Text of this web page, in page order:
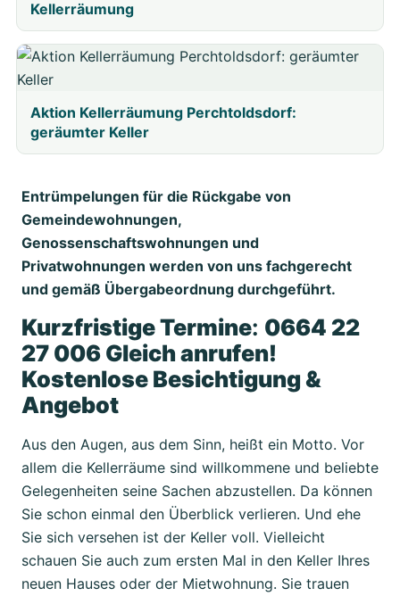
Kellerräumung
Aktion Kellerräumung Perchtoldsdorf:
geräumter Keller
Entrümpelungen für die Rückgabe von
Gemeindewohnungen,
Genossenschaftswohnungen und
Privatwohnungen werden von uns fachgerecht
und gemäß Übergabeordnung durchgeführt.
Kurzfristige Termine: 0664 22
27 006 Gleich anrufen!
Kostenlose Besichtigung &
Angebot
Aus den Augen, aus dem Sinn, heißt ein Motto. Vor
allem die Kellerräume sind willkommene und beliebte
Gelegenheiten seine Sachen abzustellen. Da können
Sie schon einmal den Überblick verlieren. Und ehe
Sie sich versehen ist der Keller voll. Vielleicht
schauen Sie auch zum ersten Mal in den Keller Ihres
neuen Hauses oder der Mietwohnung. Sie trauen